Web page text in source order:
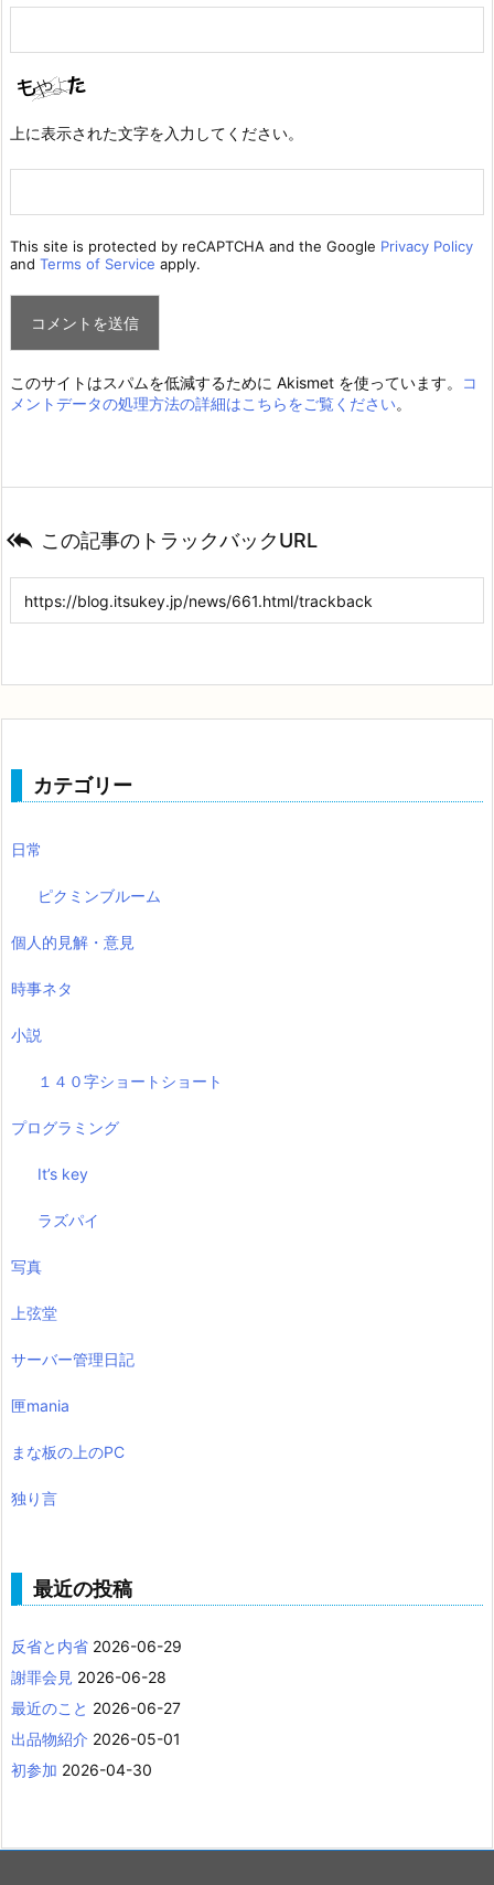
上に表示された文字を入力してください。
This site is protected by reCAPTCHA and the Google Privacy Policy
and Terms of Service apply.
このサイトはスパムを低減するために Akismet を使っています。
コ
メントデータの処理方法の詳細はこちらをご覧ください。
 この記事のトラックバックURL
カテゴリー
日常
ピクミンブルーム
個人的見解・意見
時事ネタ
小説
１４０字ショートショート
プログラミング
It’s key
ラズパイ
写真
上弦堂
サーバー管理日記
匣mania
まな板の上のPC
独り言
最近の投稿
反省と内省 2026-06-29
謝罪会見 2026-06-28
最近のこと 2026-06-27
出品物紹介 2026-05-01
初参加 2026-04-30